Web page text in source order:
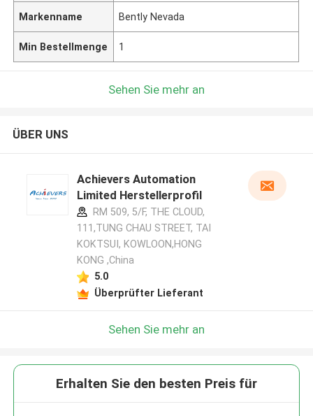
Markenname Bently Nevada
Min Bestellmenge 1
Sehen Sie mehr an
ÜBER UNS
Achievers Automation
Limited Herstellerprofil
RM 509, 5/F, THE CLOUD,
111,TUNG CHAU STREET, TAI
KOKTSUI, KOWLOON,HONG
KONG ,China
5.0
Überprüfter Lieferant
Sehen Sie mehr an
Erhalten Sie den besten Preis für